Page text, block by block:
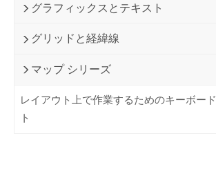
グラフィックスとテキスト
グリッドと経緯線
マップ シリーズ
レイアウト上で作業するためのキーボー
ト